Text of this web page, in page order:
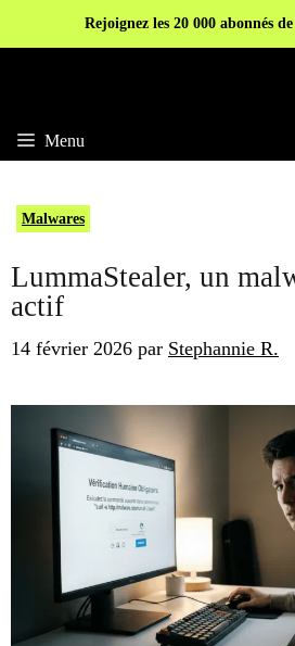
Rejoignez les 20 000 abonnés
Menu
Malwares
LummaStealer, un
actif
14 février 2026 par Stephannie R.